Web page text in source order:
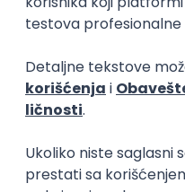
Najčitaniji